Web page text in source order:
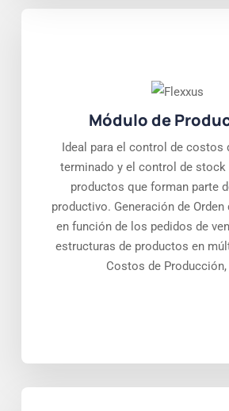
Módulo de
Ideal para el control de costos
terminado y el control de
productos que forman parte
productivo. Generación de
en función de los pedidos de
estructuras de productos en
Costos de Producción,